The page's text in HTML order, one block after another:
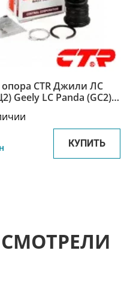
CTR Джили ЛС
Geely LC Panda (GC2)
КУПИТЬ